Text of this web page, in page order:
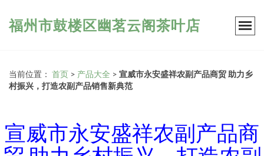
福州市鼓楼区幽茗云阁茶叶店
当前位置： 首页 > 产品大全 > 宣威市永安盛祥农副产品商贸 助力乡
村振兴，打造农副产品销售新典范
宣威市永安盛祥农副产品商